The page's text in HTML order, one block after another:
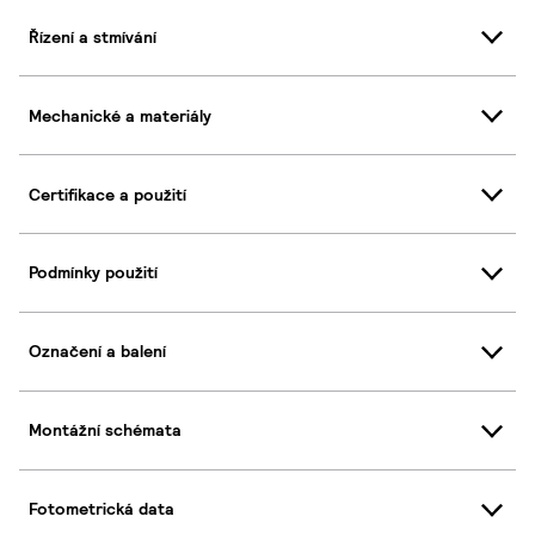
Řízení a stmívání
Mechanické a materiály
Certifikace a použití
Podmínky použití
Označení a balení
Montážní schémata
Fotometrická data